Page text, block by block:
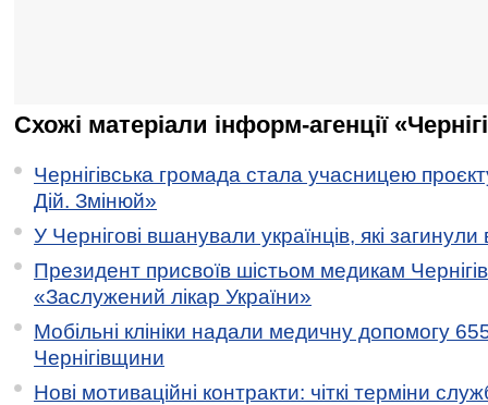
Схожі матеріали інформ-агенції
Чернігівська громада стала учасницею
Дій. Змінюй»
У Чернігові вшанували українців, які загинули
Президент присвоїв шістьом медикам
«Заслужений лікар України»
Мобільні клініки надали медичну допомогу
Чернігівщини
Нові мотиваційні контракти: чіткі терміни